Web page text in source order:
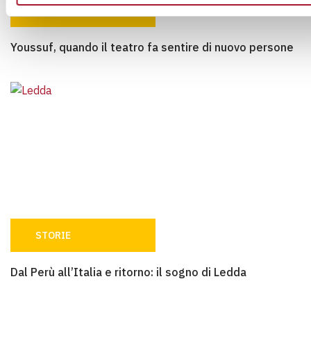
Youssuf, quando il teatro fa sentire di nuovo persone
STORIE
Dal Perù all’Italia e ritorno: il sogno di Ledda